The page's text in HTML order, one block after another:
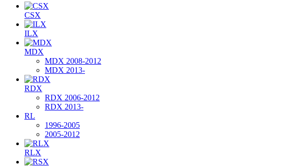
CSX
ILX
MDX
MDX 2008-2012
MDX 2013-
RDX
RDX 2006-2012
RDX 2013-
RL
1996-2005
2005-2012
RLX